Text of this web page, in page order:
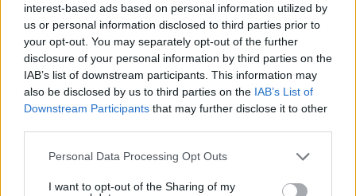
interest-based ads based on personal information utilized by
us or personal information disclosed to third parties prior to
your opt-out. You may separately opt-out of the further
disclosure of your personal information by third parties on the
IAB’s list of downstream participants. This information may
also be disclosed by us to third parties on the IAB’s List of
Downstream Participants that may further disclose it to other
Please note that this website/app uses one or more Google
not limited to your visit or usage behaviour. You may click to
Personal Data Processing Opt Outs
I want to opt-out of the Sharing of my
Τα 30 λεπτά που μεταμορφώνουν σώμα και μυαλό –
Ξεκινήστε σήμερα
Μισή ώρα αρκεί για να κρατήσετε σώμα και μυαλό σε
φόρμα - Η personal trainer, Σοφία Περδίκη δείχνει 8
26.08.2025, 08:31